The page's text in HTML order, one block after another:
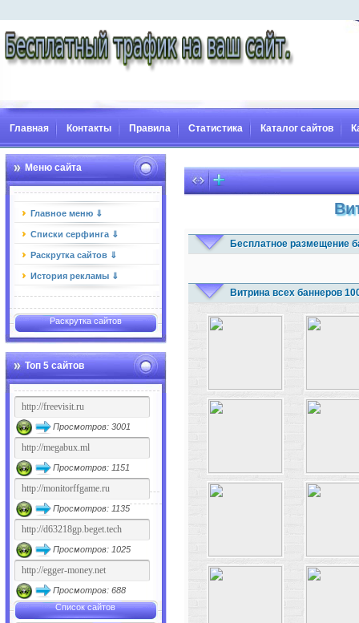
Главная Контакты Правила Статистика Каталог сайтов
Меню сайта
Главное меню ⇓
Списки серфинга ⇓
Раскрутка сайтов ⇓
История рекламы ⇓
Раскрутка сайтов
Топ 5 сайтов
Просмотров: 3001
Просмотров: 1151
Просмотров: 1135
Просмотров: 1025
Просмотров: 688
Список сайтов
Бесплатное размещение
Витрина всех баннеров